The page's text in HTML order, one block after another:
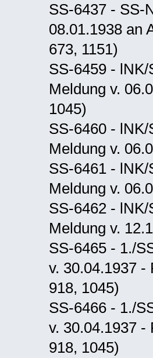
SS-6437 - SS-
08.01.1938 an
673, 1151)
SS-6459 -
Meldung v.
1045)
SS-6460 -
Meldung v.
SS-6461 -
Meldung v.
SS-6462 -
Meldung v.
SS-6465 - 1./
v. 30.04.1937 -
918, 1045)
SS-6466 - 1./
v. 30.04.1937 -
918, 1045)